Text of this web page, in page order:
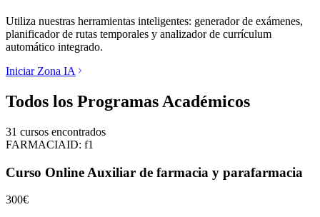
Utiliza nuestras herramientas inteligentes: generador de exámenes,
planificador de rutas temporales y analizador de currículum
automático integrado.
Iniciar Zona IA
Todos los Programas Académicos
31 cursos encontrados
FARMACIAID: f1
Curso Online Auxiliar de farmacia y parafarmacia
300€